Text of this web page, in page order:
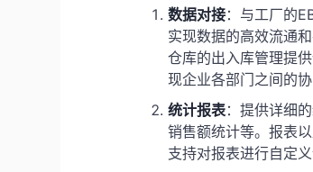
数据对接：与工厂的
实现数据的高效流通
仓库的出入库管理提
现企业各部门之间的协
统计报表：提供详细
销售额统计等。报表
支持对报表进行自定